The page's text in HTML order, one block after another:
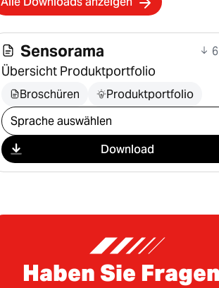
Sensorama
Übersicht Produktportfolio
Broschüren Produktportfolio
Download auswählen
Download
Haben Sie